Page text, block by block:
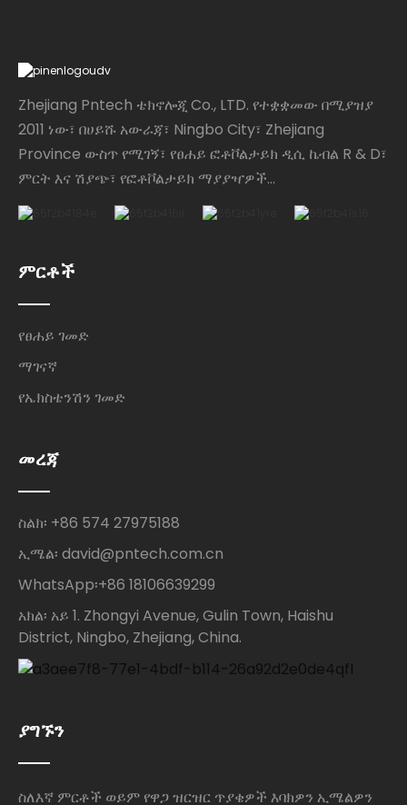
Zhejiang Pntech ቴክኖሎጂ Co., LTD. የተቋቋመው በሚያዝያ
2011 ነው፣ በሀይሹ አውራጃ፣ Ningbo City፣ Zhejiang
Province ውስጥ የሚገኝ፣ የፀሐይ ፎቶቮልታይክ ዲሲ ኬብል R & D፣
ምርት እና ሽያጭ፣ የፎቶቮልታይክ ማያያዣዎች...
ምርቶች
የፀሐይ ገመድ
ማገናኛ
የኤክስቴንሽን ገመድ
መረጃ
ስልክ፡ +86 574 27975188
ኢሜል፡ david@pntech.com.cn
WhatsApp፡+86 18106639299
አክል፡ አይ 1. Zhongyi Avenue, Gulin Town, Haishu
District, Ningbo, Zhejiang, China.
ያግኙን
ስለእኛ ምርቶች ወይም የዋጋ ዝርዝር ጥያቄዎች እባክዎን ኢሜልዎን